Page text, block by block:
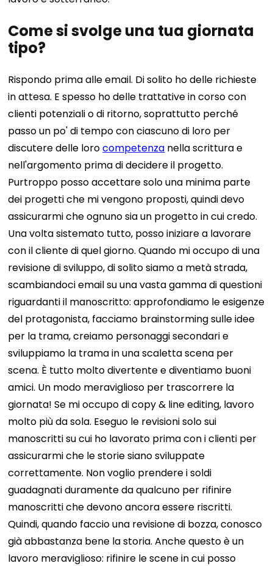
Come si svolge una tua giornata
tipo?
Rispondo prima alle email. Di solito ho delle richieste
in attesa. E spesso ho delle trattative in corso con
clienti potenziali o di ritorno, soprattutto perché
passo un po' di tempo con ciascuno di loro per
discutere delle lorocompetenza nella scrittura e
nell'argomento prima di decidere il progetto.
Purtroppo posso accettare solo una minima parte
dei progetti che mi vengono proposti, quindi devo
assicurarmi che ognuno sia un progetto in cui credo.
Una volta sistemato tutto, posso iniziare a lavorare
con il cliente di quel giorno.Quando mi occupo di una
revisione di sviluppo, di solito siamo a metà strada,
scambiandoci email su una vasta gamma di questioni
riguardanti il ​​manoscritto: approfondiamo le esigenze
del protagonista, facciamo brainstorming sulle idee
per la trama, creiamo personaggi secondari e
sviluppiamo la trama in una scaletta scena per
scena. È tutto molto divertente e diventiamo buoni
amici. Un modo meraviglioso per trascorrere la
giornata! Se mi occupo di copy & line editing, lavoro
molto più da sola. Eseguo le revisioni solo sui
manoscritti su cui ho lavorato prima con i clienti per
assicurarmi che le storie siano sviluppate
correttamente. Non voglio prendere i soldi
guadagnati duramente da qualcuno per rifinire
manoscritti che devono ancora essere riscritti.
Quindi, quando faccio una revisione di bozza, conosco
già abbastanza bene la storia. Anche questo è un
lavoro meraviglioso: rifinire le scene in cui posso